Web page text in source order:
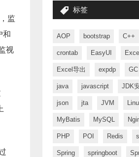
监
和
视
标签
AOP bootstrap C++
crontab EasyUI Excel
Excel导出 expdp GC
java javascript JDK
json jta JVM
MyBatis MySQL
PHP POI Redis
Spring springboot